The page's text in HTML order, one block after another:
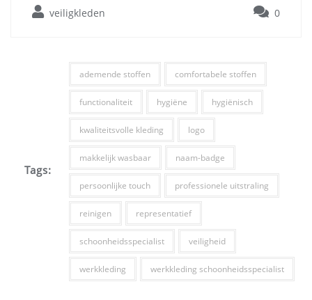
veiligkleden 0
Tags:
ademende stoffen comfortabele stoffen
functionaliteit hygiëne hygiënisch
kwaliteitsvolle kleding logo
makkelijk wasbaar naam-badge
persoonlijke touch professionele uitstraling
reinigen representatief
schoonheidsspecialist veiligheid
werkkleding werkkleding schoonheidsspecialist